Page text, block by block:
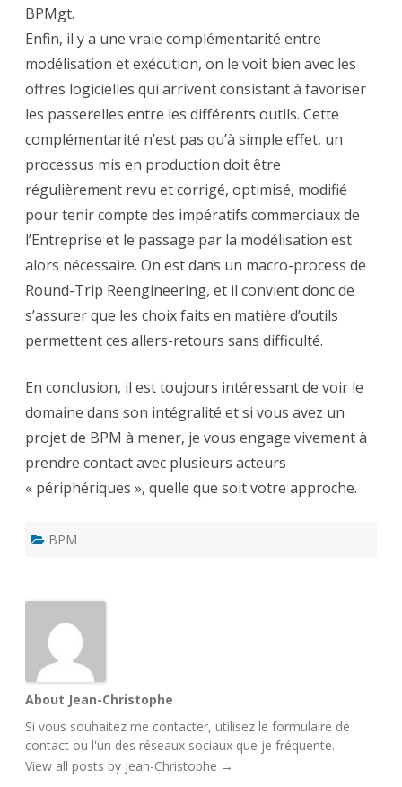
BPMgt.
Enfin, il y a une vraie complémentarité entre
modélisation et exécution, on le voit bien avec les
offres logicielles qui arrivent consistant à favoriser
les passerelles entre les différents outils. Cette
complémentarité n’est pas qu’à simple effet, un
processus mis en production doit être
régulièrement revu et corrigé, optimisé, modifié
pour tenir compte des impératifs commerciaux de
l’Entreprise et le passage par la modélisation est
alors nécessaire. On est dans un macro-process de
Round-Trip Reengineering, et il convient donc de
s’assurer que les choix faits en matière d’outils
permettent ces allers-retours sans difficulté.
En conclusion, il est toujours intéressant de voir le
domaine dans son intégralité et si vous avez un
projet de BPM à mener, je vous engage vivement à
prendre contact avec plusieurs acteurs
« périphériques », quelle que soit votre approche.
BPM
About Jean-Christophe
Si vous souhaitez me contacter, utilisez le formulaire de
contact ou l'un des réseaux sociaux que je fréquente.
View all posts by Jean-Christophe →